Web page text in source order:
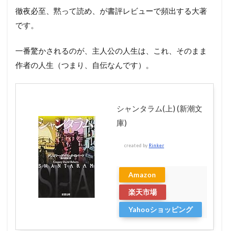
徹夜必至、黙って読め、が書評レビューで頻出する大著
です。
一番驚かされるのが、主人公の人生は、これ、そのまま
作者の人生（つまり、自伝なんです）。
シャンタラム(上) (新潮文
庫)
created by Rinker
Amazon
楽天市場
Yahooショッピング